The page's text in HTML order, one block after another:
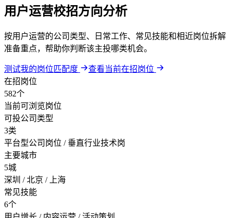
用户运营校招方向分析
按用户运营的公司类型、日常工作、常见技能和相近岗位拆解
准备重点，帮助你判断该主投哪类机会。
测试我的岗位匹配度
查看当前在招岗位
在招岗位
582个
当前可浏览岗位
可投公司类型
3类
平台型公司岗位 / 垂直行业技术岗
主要城市
5城
深圳 / 北京 / 上海
常见技能
6个